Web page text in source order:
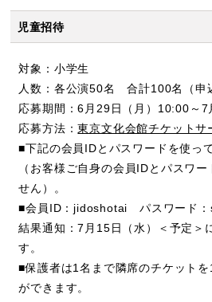
児童招待
対象：小学生
人数：各公演50名 合計100名（申
応募期間：6月29日（月）10:00～
応募方法：東京文化会館チケットサ
■下記の会員IDとパスワードを使っ
（お客様ご自身の会員IDとパスワ
せん）。
■会員ID：jidoshotai パスワード
結果通知：7月15日（水）＜予定＞
す。
■保護者は1名まで隣席のチケット
ができます。